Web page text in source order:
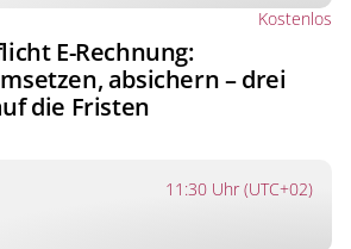
Kostenlos
E-Rechnung:
absichern – drei
die Fristen
11:30 Uhr (UTC+02)